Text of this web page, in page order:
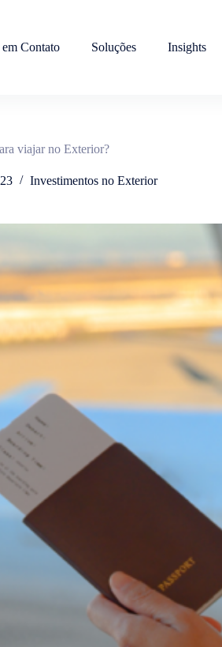
Contato Soluções Insights
viajar no Exterior?
Investimentos no Exterior